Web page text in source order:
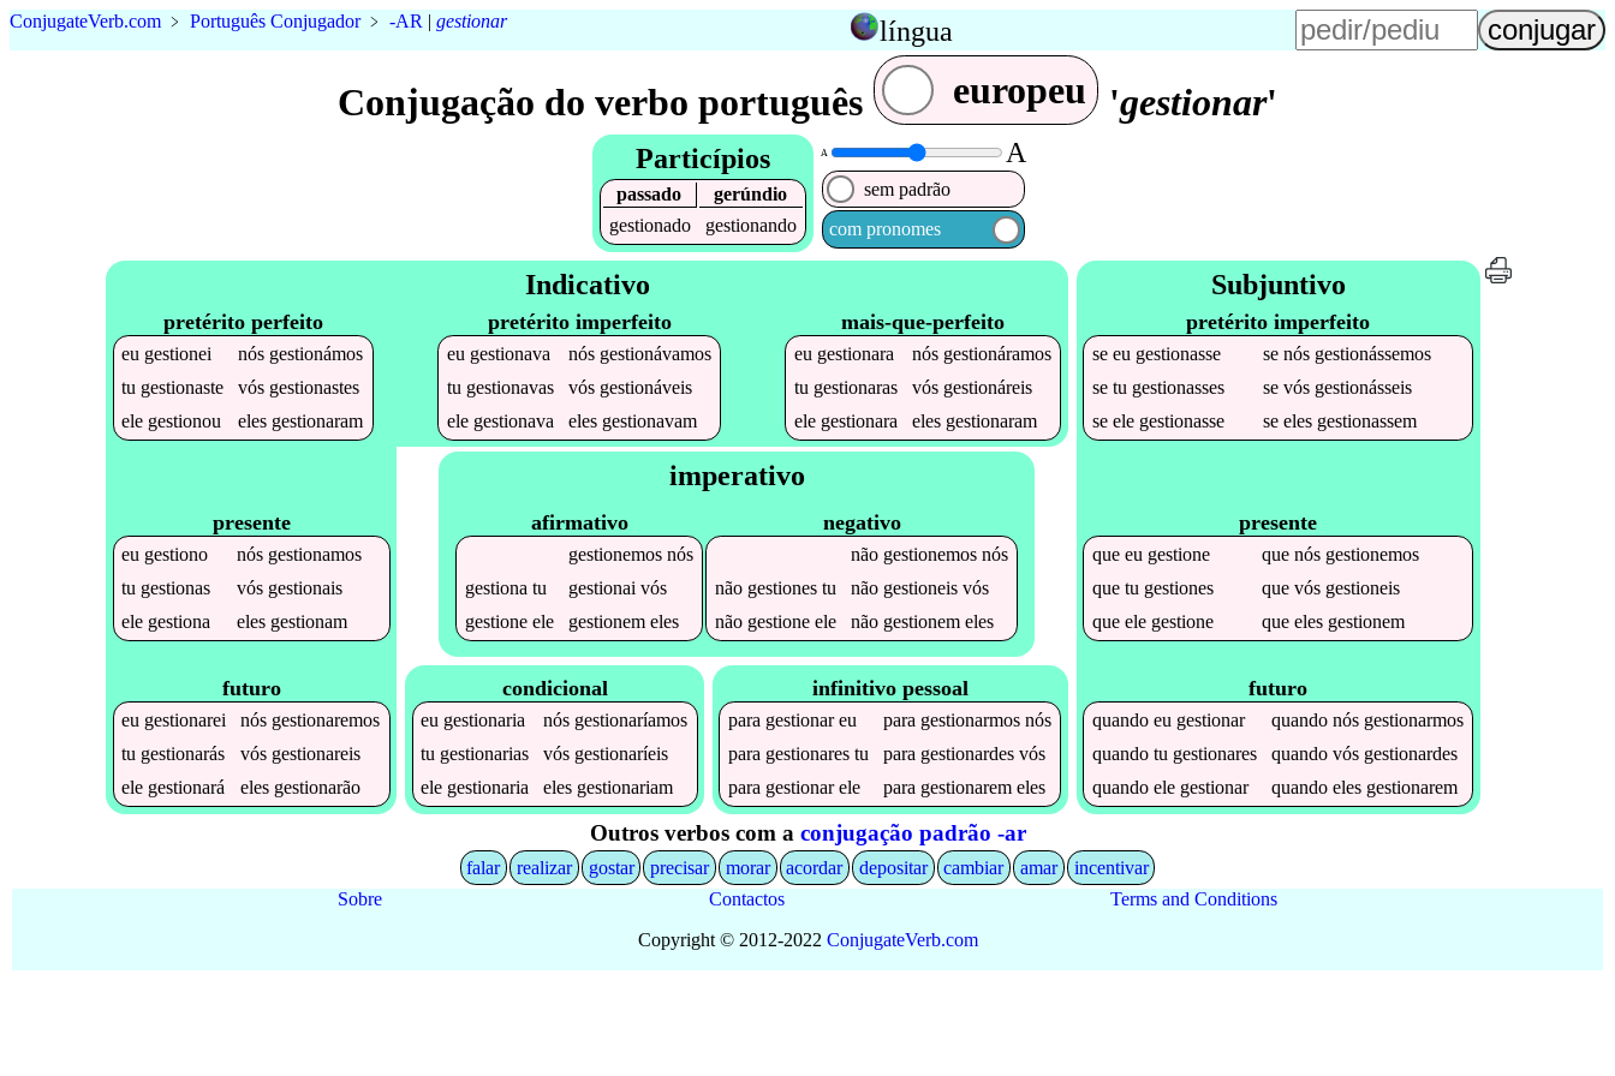
ConjugateVerb.com ﹥ Português Conjugador﹥ -AR | gestionar língua
Conjugação do verbo português europeu 'gestionar'
Particípios
passado
gerúndio
gestionado
gestionando
A A
sem padrão
com pronomes
Indicativo
pretérito perfeito
eu gestionei nós gestionámos
tu gestionaste vós gestionastes
ele gestionou eles gestionaram
pretérito imperfeito
eu gestionava nós gestionávamos
tu gestionavas vós gestionáveis
ele gestionava eles gestionavam
mais-que-perfeito
eu gestionara nós gestionáramos
tu gestionaras vós gestionáreis
ele gestionara eles gestionaram
presente
eu gestiono nós gestionamos
tu gestionas vós gestionais
ele gestiona eles gestionam
futuro
eu gestionarei nós gestionaremos
tu gestionarás vós gestionareis
ele gestionará eles gestionarão
imperativo
afirmativo
gestionemosnós
gestiona tu gestionai vós
gestioneele gestionemeles
negativo
não gestionemosnós
não gestionestu não gestioneisvós
não gestioneele não gestionemeles
condicional
eu gestionaria nós gestionaríamos
tu gestionarias vós gestionaríeis
ele gestionaria eles gestionariam
infinitivo pessoal
para gestionareu para gestionarmos nós
para gestionares tu para gestionardes vós
para gestionarele para gestionarem eles
Subjuntivo
pretérito imperfeito
seeu gestionasse senós gestionássemos
setu gestionasses sevós gestionásseis
seele gestionasse seeles gestionassem
presente
queeu gestione quenós gestionemos
quetu gestiones quevós gestioneis
queele gestione queeles gestionem
futuro
quandoeu gestionar quandonós gestionarmos
quandotu gestionares quandovós gestionardes
quandoele gestionar quandoeles gestionarem
Outros verbos com a conjugação padrão -ar
falar realizar gostar precisar morar acordar depositar cambiar amar
incentivar
Sobre
Contactos
Terms and Conditions
Copyright © 2012-2022 ConjugateVerb.com